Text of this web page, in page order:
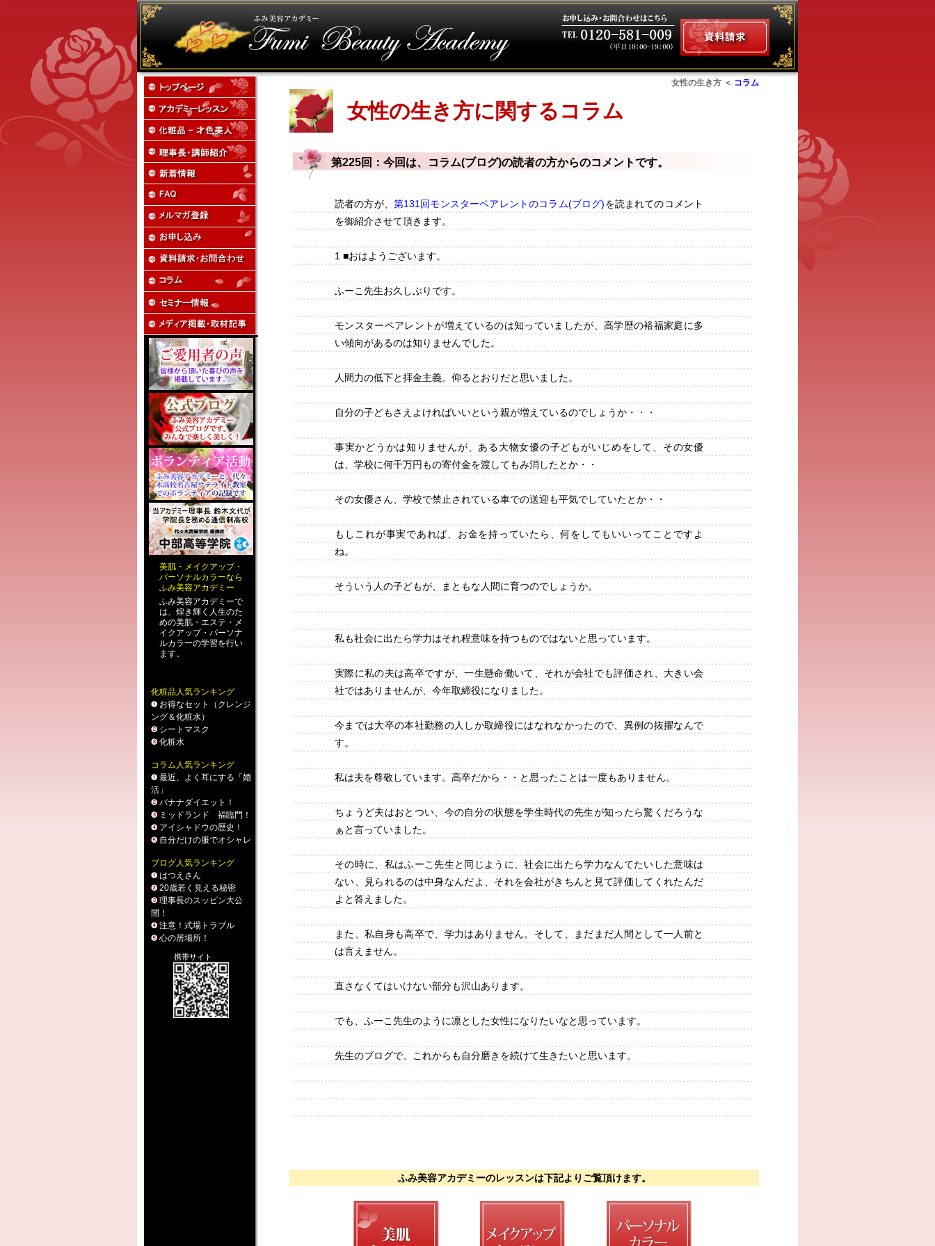
美肌 ・ メイクアップ・
パーソナルカラーなら
ふみ美容アカデミー
ふみ美容アカデミーで
は、煌き輝く人生のた
めの美肌・エステ ・ メ
イクアップ・ パーソナ
ルカラーの学習を行い
ます。
化粧品人気ランキング
お得なセット（クレンジ
ング＆化粧水）
シートマスク
化粧水
コラム人気ランキング
最近、よく耳にする「婚
活」
バナナダイエット！
ミッドランド 福臨門！
アイシャドウの歴史！
自分だけの服でオシャレ
ブログ人気ランキング
はつえさん
20歳若く見える秘密
理事長のスッピン大公
開！
注意！式場トラブル
心の居場所！
携帯サイト
女性の生き方 ＜ コラム
女性の生き方に関するコラム
第225回：今回は、コラム(ブログ)の読者の方からのコメントです。
読者の方が、 第131回モンスターペアレントのコラム(ブログ)を読まれてのコメント
を御紹介させて頂きます。
1 ■おはようございます。
ふーこ先生お久しぶりです。
モンスターペアレントが増えているのは知っていましたが、高学歴の裕福家庭に多
い傾向があるのは知りませんでした。
人間力の低下と拝金主義。仰るとおりだと思いました。
自分の子どもさえよければいいという親が増えているのでしょうか・・・
事実かどうかは知りませんが、ある大物女優の子どもがいじめをして、その女優
は、学校に何千万円もの寄付金を渡してもみ消したとか・・
その女優さん、学校で禁止されている車での送迎も平気でしていたとか・・
もしこれが事実であれば、お金を持っていたら、何をしてもいいってことですよ
ね。
そういう人の子どもが、まともな人間に育つのでしょうか。
私も社会に出たら学力はそれ程意味を持つものではないと思っています。
実際に私の夫は高卒ですが、一生懸命働いて、それが会社でも評価され、大きい会
社ではありませんが、今年取締役になりました。
今までは大卒の本社勤務の人しか取締役にはなれなかったので、異例の抜擢なんで
す。
私は夫を尊敬しています。高卒だから・・と思ったことは一度もありません。
ちょうど夫はおとつい、今の自分の状態を学生時代の先生が知ったら驚くだろうな
ぁと言っていました。
その時に、私はふーこ先生と同じように、社会に出たら学力なんてたいした意味は
ない、見られるのは中身なんだよ、それを会社がきちんと見て評価してくれたんだ
よと答えました。
また、私自身も高卒で、学力はありません。そして、まだまだ人間として一人前と
は言えません。
直さなくてはいけない部分も沢山あります。
でも、ふーこ先生のように凛とした女性になりたいなと思っています。
先生のブログで、これからも自分磨きを続けて生きたいと思います。
ふみ美容アカデミーのレッスンは下記よりご覧頂けます。